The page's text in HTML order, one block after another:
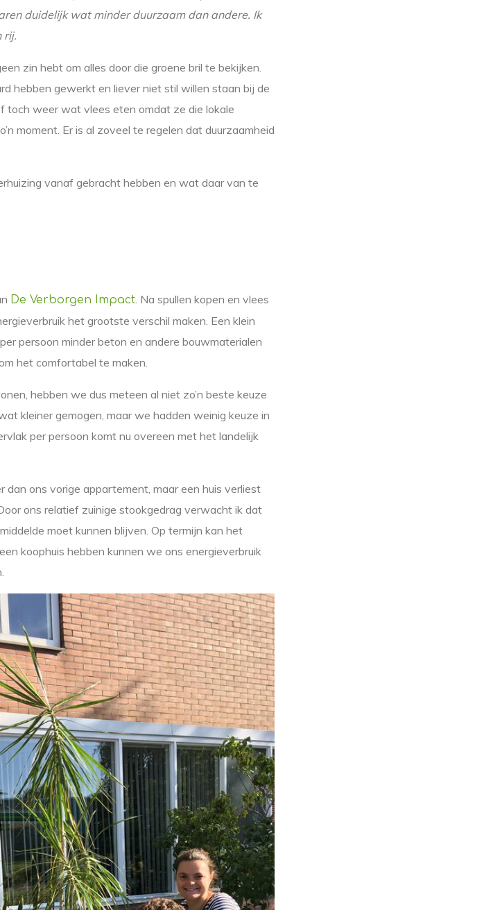
duidelijk wat minder duurzaam dan andere. Ik
rij.
zin hebt om alles door die groene bril te bekijken.
hebben gewerkt en liever niet stil willen staan bij de
toch weer wat vlees eten omdat ze die lokale
moment. Er is al zoveel te regelen dat duurzaamheid
vanaf gebracht hebben en wat daar van te
De Verborgen Impact. Na spullen kopen en vlees
het grootste verschil maken. Een klein
persoon minder beton en andere bouwmaterialen
het comfortabel te maken.
hebben we dus meteen al niet zo’n beste keuze
kleiner gemogen, maar we hadden weinig keuze in
per persoon komt nu overeen met het landelijk
dan ons vorige appartement, maar een huis verliest
ons relatief zuinige stookgedrag verwacht ik dat
moet kunnen blijven. Op termijn kan het
koophuis hebben kunnen we ons energieverbruik